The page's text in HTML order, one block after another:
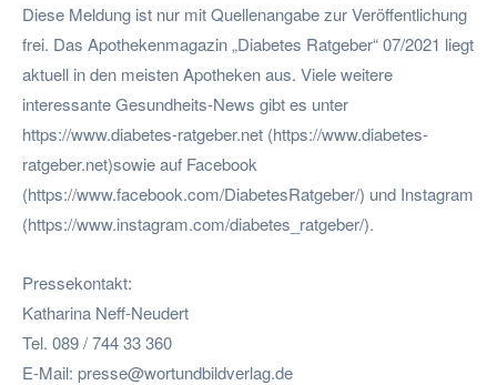
Diese Meldung ist nur mit Quellenangabe zur Veröffentlichung
frei. Das Apothekenmagazin „Diabetes Ratgeber“ 07/2021 liegt
aktuell in den meisten Apotheken aus. Viele weitere
interessante Gesundheits-News gibt es unter
https://www.diabetes-ratgeber.net (https://www.diabetes-
ratgeber.net)sowie auf Facebook
(https://www.facebook.com/DiabetesRatgeber/) und Instagram
(https://www.instagram.com/diabetes_ratgeber/).
Pressekontakt:
Katharina Neff-Neudert
Tel. 089 / 744 33 360
E-Mail: presse@wortundbildverlag.de